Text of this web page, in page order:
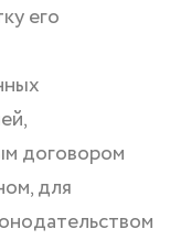
его
договором
для